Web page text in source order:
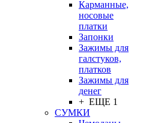
Карманные,
носовые
платки
Запонки
Зажимы для
галстуков,
платков
Зажимы для
денег
+ ЕЩЕ 1
СУМКИ